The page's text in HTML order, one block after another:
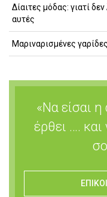
Δίαιτες μόδας: γιατί
αυτές
Μαριναρισμένες
«Να είσαι
έρθει …. και